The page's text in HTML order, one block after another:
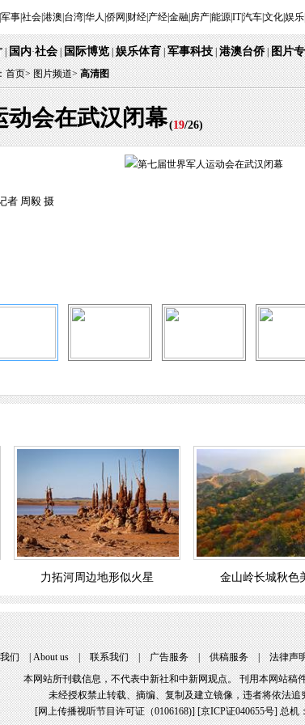
军事|社会|港澳 台湾|华人 侨网 财经| 产经|金融| 房产|能源|IT|汽车|文化|娱乐|
|国内·社会|国际博览|娱乐体育 |军事科技|港澳台侨|图片
首页>图片频道> 高清图
动会在武汉闭幕(19/26)
者 周毅 摄
力拓河周边地形似火星 金山岭长城秋色
们|About us|联系我们|广告服务|供稿服务|法律声
本网站所刊载信息，不代表中新社和中新网观点。 刊用本网站稿
未经授权禁止转载、摘编、复制及建立镜像，违者将依法追
[网上传播视听节目许可证（0106168)] [京ICP证040655号] 总机